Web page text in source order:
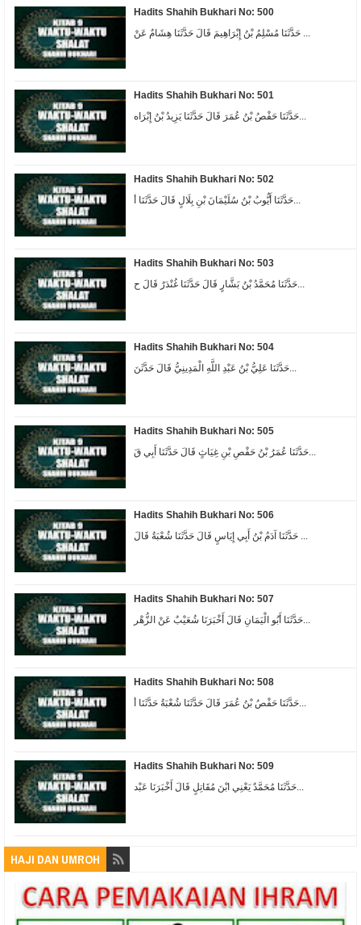
Hadits Shahih Bukhari No: 500
Hadits Shahih Bukhari No: 501
حَدَّثَنَا حَفْصُ بْنُ عُمَرَ قَالَ حَدَّثَنَا يَزِيدُ بْنُ إِبْرَاه...
Hadits Shahih Bukhari No: 502
حَدَّثَنَا أَيُّوبُ بْنُ سُلَيْمَانَ بْنِ بِلَالٍ قَالَ حَدَّثَنَا أ...
Hadits Shahih Bukhari No: 503
حَدَّثَنَا مُحَمَّدُ بْنُ بَشَّارٍ قَالَ حَدَّثَنَا غُنْدَرٌ قَالَ ح...
Hadits Shahih Bukhari No: 504
حَدَّثَنَا عَلِيُّ بْنُ عَبْدِ اللَّهِ الْمَدِينِيُّ قَالَ حَدَّثَنَ...
Hadits Shahih Bukhari No: 505
حَدَّثَنَا عُمَرُ بْنُ حَفْصِ بْنِ غِيَاثٍ قَالَ حَدَّثَنَا أَبِي قَ...
Hadits Shahih Bukhari No: 506
Hadits Shahih Bukhari No: 507
Hadits Shahih Bukhari No: 508
حَدَّثَنَا حَفْصُ بْنُ عُمَرَ قَالَ حَدَّثَنَا شُعْبَةُ حَدَّثَنَا أ...
Hadits Shahih Bukhari No: 509
حَدَّثَنَا مُحَمَّدٌ يَعْنِي ابْنَ مُقَاتِلٍ قَالَ أَخْبَرَنَا عَبْد...
HAJI DAN UMROH